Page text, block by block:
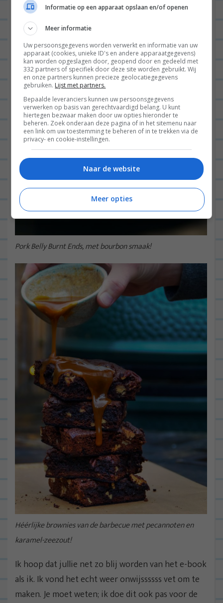
Pork Belly Burnt Ends, met bourbon smaak!
Héérlijke brownies van de barbecue met pecannoten en
karamel-zeezout!
Ik hoop dat jullie net zo blij worden van het e-book
als ik. Ik vond het echt weer onwijssssss vet om te
maken. Je moet weten; ik doe dit ook pas voor de
Informatie op een apparaat opslaan en/of openen
Meer informatie
Uw persoonsgegevens worden verwerkt en informatie van uw
apparaat (cookies, unieke ID's en andere apparaatgegevens)
kan worden opgeslagen door, geopend door en gedeeld met
332 partners of specifiek door deze site worden gebruikt. Wij
en onze partners kunnen precieze geolocatiegegevens
gebruiken. Lijst met partners.
Bepaalde leveranciers kunnen uw persoonsgegevens
verwerken op basis van gerechtvaardigd belang. U kunt
hiertegen bezwaar maken door uw opties hieronder te
beheren. Zoek onderaan deze pagina of in het sitemenu naar
een link om uw toestemming te beheren of in te trekken via de
privacy- en cookie-instellingen.
Naar de website
Meer opties